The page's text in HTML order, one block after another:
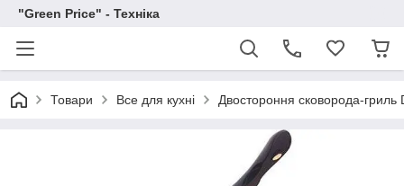
"Green Price" - Техніка
Товари Все для кухні Двостороння сковорода-